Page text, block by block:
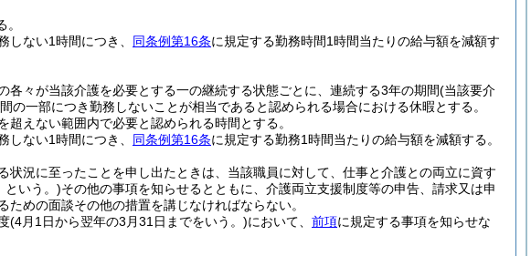
しない1時間につき、 同条例第16条に規定する勤務時間1時間当たりの給与額を減額す
々が当該介護を必要とする一の継続する状態ごとに、連続する3年の期間(当該要介
の一部につき勤務しないことが相当であると認められる場合における休暇とする。
えない範囲内で必要と認められる時間とする。
しない1時間につき、 同条例第16条に規定する勤務1時間当たりの給与額を減額する。
況に至ったことを申し出たときは、当該職員に対して、仕事と介護との両立に資す
という。)その他の事項を知らせるとともに、介護両立支援制度等の申告、請求又は申
ための面談その他の措置を講じなければならない。
(4月1日から翌年の3月31日までをいう。)において、 前項に規定する事項を知らせな